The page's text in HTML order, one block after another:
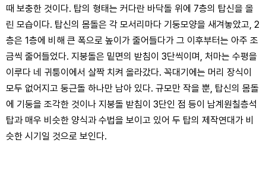
때 보충한 것이다. 탑의 형태는 커다란 바닥돌 위에 7층의 탑신을 올
린 모습이다. 탑신의 몸돌은 각 모서리마다 기둥모양을 새겨놓았고, 2
층은 1층에 비해 큰 폭으로 높이가 줄어들다가 그 이후부터는 아주 조
금씩 줄어들었다. 지붕돌은 밑면의 받침이 3단씩이며, 처마는 수평을
이루다 네 귀퉁이에서 살짝 치켜 올라갔다. 꼭대기에는 머리 장식이
모두 없어지고 둥근돌 하나만 남아 있다. 규모만 작을 뿐, 탑신의 몸돌
에 기둥을 조각한 것이나 지붕돌 받침이 3단인 점 등이 남계원칠층석
탑과 매우 비슷한 양식과 수법을 보이고 있어 두 탑의 제작연대가 비
슷한 시기일 것으로 보인다.